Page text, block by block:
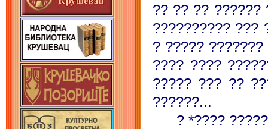
?? ?? ?? ??????
?????????? ???
? ?????
???? ????
????? ??? ??
??????...
? *????